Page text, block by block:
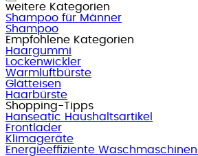
weitere Kategorien
Shampoo für Männer
Shampoo
Empfohlene Kategorien
Haargummi
Lockenwickler
Warmluftbürste
Glätteisen
Haarbürste
Shopping-Tipps
Hanseatic Haushaltsartikel
Frontlader
Klimageräte
Energieeffiziente